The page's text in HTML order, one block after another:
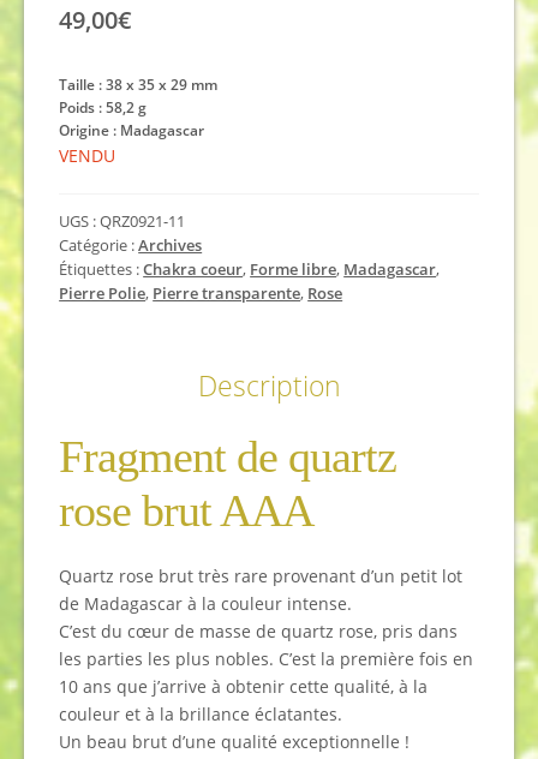
49,00€
Taille : 38 x 35 x 29 mm
Poids : 58,2 g
Origine : Madagascar
VENDU
UGS :QRZ0921-11
Catégorie :Archives
Étiquettes :Chakra coeur, Forme libre, Madagascar,
Pierre Polie, Pierre transparente, Rose
Description
Fragment de quartz
rose brut AAA
Quartz rose brut très rare provenant d’un petit lot
de Madagascar à la couleur intense.
C’est du cœur de masse de quartz rose, pris dans
les parties les plus nobles. C’est la première fois en
10 ans que j’arrive à obtenir cette qualité, à la
couleur et à la brillance éclatantes.
Un beau brut d’une qualité exceptionnelle !